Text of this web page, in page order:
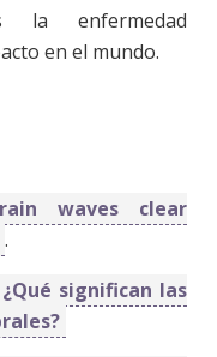
enfermedad
en el mundo.
waves clear
.
significan las